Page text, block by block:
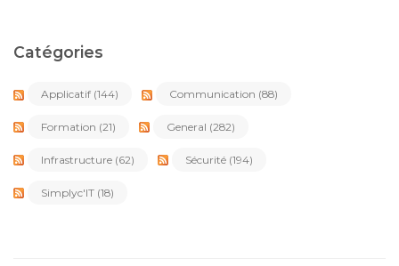
Catégories
Applicatif (144) Communication (88)
Formation (21) General (282)
Infrastructure (62) Sécurité (194)
Simplyc'IT (18)